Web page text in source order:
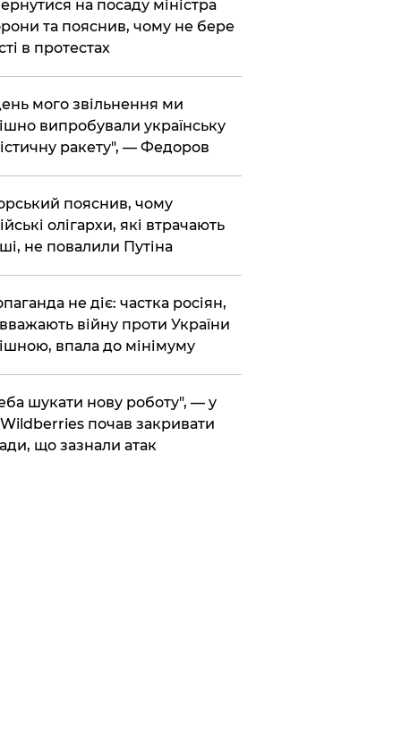
на посаду міністра
та пояснив, чому не бере
в протестах
мого звільнення ми
випробували українську
ракету", — Федоров
пояснив, чому
олігархи, які втрачають
не повалили Путіна
не діє: частка росіян,
війну проти України
впала до мінімуму
шукати нову роботу", — у
почав закривати
що зазнали атак